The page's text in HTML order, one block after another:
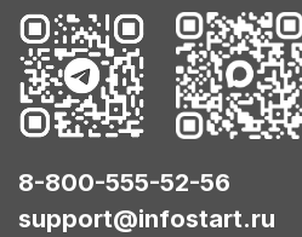
8-800-555-52-56
support@infostart.ru